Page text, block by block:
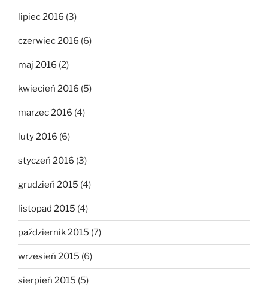
lipiec 2016 (3)
czerwiec 2016 (6)
maj 2016 (2)
kwiecień 2016 (5)
marzec 2016 (4)
luty 2016 (6)
styczeń 2016 (3)
grudzień 2015 (4)
listopad 2015 (4)
październik 2015 (7)
wrzesień 2015 (6)
sierpień 2015 (5)